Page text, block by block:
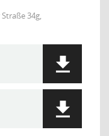
34g,